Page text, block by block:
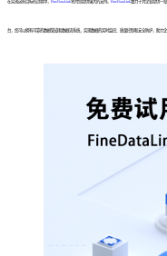
在实现这些目标的过程中， FineDataLink将为您提供强大的支持。 FineDataLink致力于为企业提供一
台，您可以拥有可靠的数据管道和数据流系统，实现数据的实时监控、质量控制和安全防护，助力企